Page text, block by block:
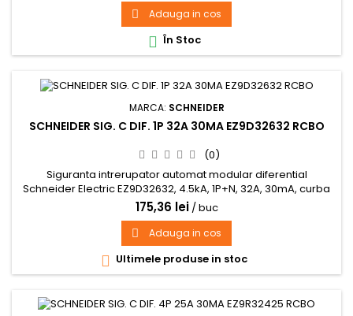
 Adauga in cos
 În Stoc
MARCA: SCHNEIDER
SCHNEIDER SIG. C DIF. 1P 32A 30MA EZ9D32632 RCBO
(0)
Siguranta intrerupator automat modular diferential
Schneider Electric EZ9D32632, 4.5kA, 1P+N, 32A, 30mA, curba
C
175,36 lei / buc
 Adauga in cos
 Ultimele produse in stoc